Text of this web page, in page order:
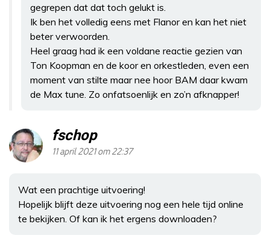
gegrepen dat dat toch gelukt is.
Ik ben het volledig eens met Flanor en kan het niet
beter verwoorden.
Heel graag had ik een voldane reactie gezien van
Ton Koopman en de koor en orkestleden, even een
moment van stilte maar nee hoor BAM daar kwam
de Max tune. Zo onfatsoenlijk en zo’n afknapper!
fschop
11 april 2021 om 22:37
Wat een prachtige uitvoering!
Hopelijk blijft deze uitvoering nog een hele tijd online
te bekijken. Of kan ik het ergens downloaden?